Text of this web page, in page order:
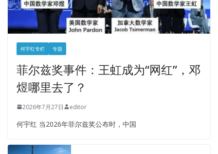
何宇红专栏 专题
菲尔兹奖事件：王虹成为“网红”，邓
煜哪里去了？
2026年7月27日 editor
何宇红 当2026年菲尔兹奖公布时，中国